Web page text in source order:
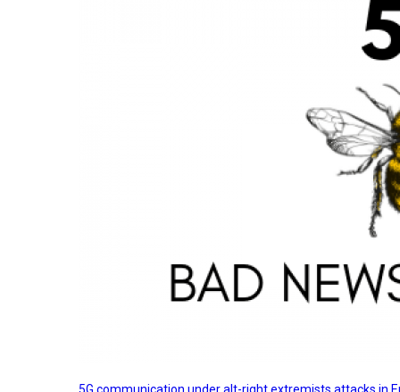
5G communication under alt-right extremists attacks in